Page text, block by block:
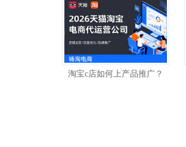
淘宝c店如何上产品推广？